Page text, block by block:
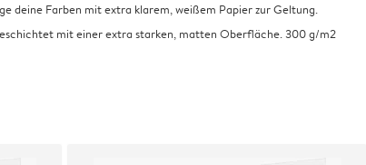
deine Farben mit extra klarem, weißem Papier zur Geltung.
mit einer extra starken, matten Oberfläche. 300 g/m2